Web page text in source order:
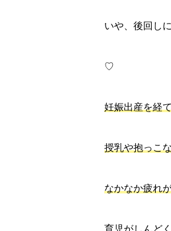
いや、後回し
♡
妊娠出産を経
授乳や抱っこ
なかなか疲れ
育児がしんど